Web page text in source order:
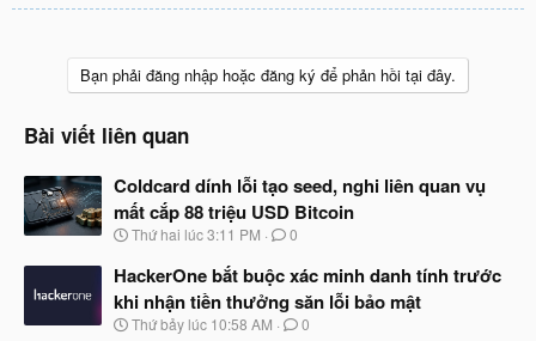
Bạn phải đăng nhập hoặc đăng ký để phản hồi tại đây.
Bài viết liên quan
Coldcard dính lỗi tạo seed, nghi liên quan vụ
mất cắp 88 triệu USD Bitcoin
N
à
b
ắ
Thứ hai lúc 3:11 PM 0
HackerOne bắt buộc xác minh danh tính trước
khi nhận tiền thưởng săn lỗi bảo mật
N
Thứ bảy lúc 10:58 AM 0